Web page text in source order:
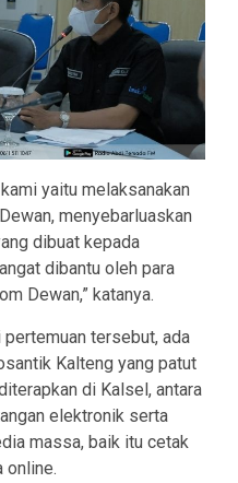
yaitu melaksanakan
menyebarluaskan
dibuat kepada
dibantu oleh para
Dewan,” katanya.
tersebut, ada
Kalteng yang patut
di Kalsel, antara
elektronik serta
massa, baik itu cetak
online.